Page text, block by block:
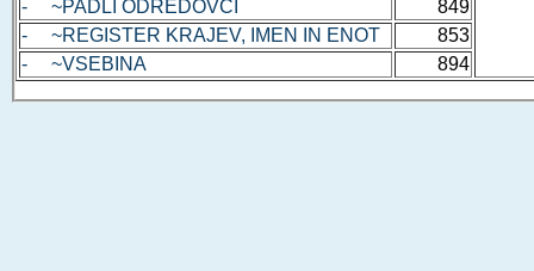
- ~PADLI ODREDOVCI
849
- ~REGISTER KRAJEV, IMEN IN ENOT
853
- ~VSEBINA
894